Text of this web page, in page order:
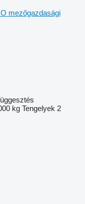
mezőgazdasági
kg Tengelyek 2